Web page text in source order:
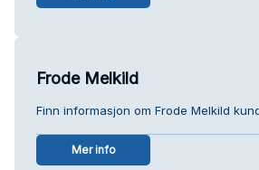
Frode Melkild
Finn informasjon om Frode Melkild
Mer info